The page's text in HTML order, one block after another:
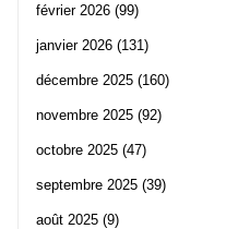
février 2026 (99)
janvier 2026 (131)
décembre 2025 (160)
novembre 2025 (92)
octobre 2025 (47)
septembre 2025 (39)
août 2025 (9)